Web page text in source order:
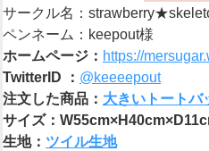
サークル名：
ペンネーム：keepout様
ホームページ： https://
TwitterID ： @keeeepout
注文した商品： 大きいトートバ
サイズ：
生地： ツイル生地